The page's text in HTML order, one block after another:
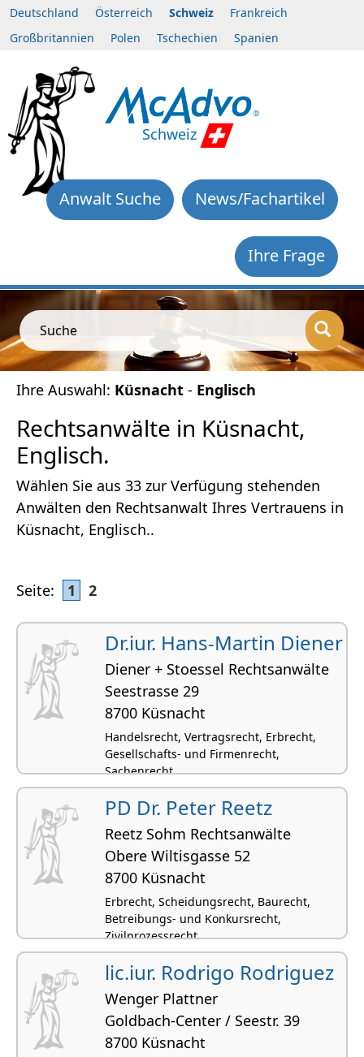
Deutschland Österreich Schweiz
Frankreich
Großbritannien
Polen Tschechien Spanien
Schweiz
News/Fachartikel
Anwalt Suche
Ihre Frage
Suche
Ihre Auswahl: Küsnacht - Englisch
Rechtsanwälte in Küsnacht,
Englisch.
Wählen Sie aus 33 zur Verfügung stehenden
Anwälten den Rechtsanwalt Ihres Vertrauens in
Küsnacht, Englisch..
Seite: 1 2
Dr.iur. Hans-Martin Diener
Diener + Stoessel Rechtsanwälte
Seestrasse 29
8700 Küsnacht
Handelsrecht, Vertragsrecht, Erbrecht,
Gesellschafts- und Firmenrecht,
Sachenrecht
PD Dr. Peter Reetz
Reetz Sohm Rechtsanwälte
Obere Wiltisgasse 52
8700 Küsnacht
Erbrecht, Scheidungsrecht, Baurecht,
Betreibungs- und Konkursrecht,
Zivilprozessrecht
lic.iur. Rodrigo Rodriguez
Wenger Plattner
Goldbach-Center / Seestr. 39
8700 Küsnacht